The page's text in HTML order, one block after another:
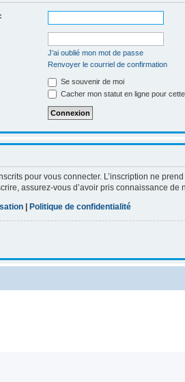
J’ai oublié mon mot de passe
Renvoyer le courriel de confirmation
Se souvenir de moi
Cacher mon statut en ligne pour
pour vous connecter. L’inscription ne
assurez-vous d’avoir pris connaissance
| Politique de confidentialité